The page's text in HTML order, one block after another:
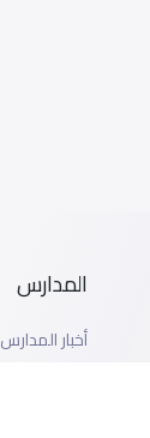
المدارس
أخبار المدارس